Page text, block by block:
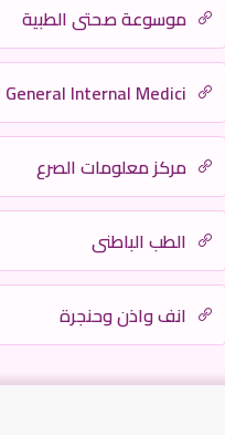
موسوعة صحتي الطبية
Internal Medici
مركز معلومات الصرع
الطب الباطني
انف واذن وحنجرة